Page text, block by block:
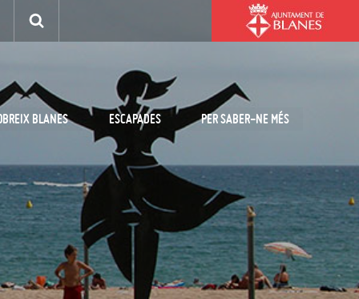
BLANES ESCAPADES PER SABER-NE MÉS